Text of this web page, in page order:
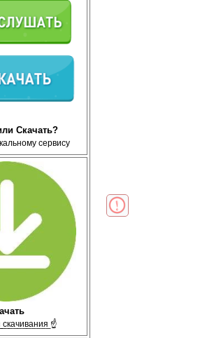
Скачать?
сервису
̲с̲к̲а̲ч̲и̲в̲а̲н̲и̲я̲ ☝